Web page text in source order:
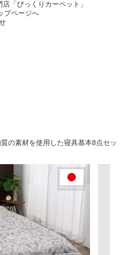
「びっくりカーペット」
の素材を使用した寝具基本8点セッ